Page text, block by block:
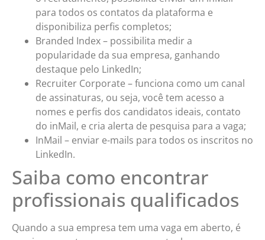
para todos os contatos da plataforma e
disponibiliza perfis completos;
Branded Index – possibilita medir a
popularidade da sua empresa, ganhando
destaque pelo LinkedIn;
Recruiter Corporate – funciona como um canal
de assinaturas, ou seja, você tem acesso a
nomes e perfis dos candidatos ideais, contato
do inMail, e cria alerta de pesquisa para a vaga;
InMail – enviar e-mails para todos os inscritos no
LinkedIn.
Saiba como encontrar
profissionais qualificados
Quando a sua empresa tem uma vaga em aberto, é